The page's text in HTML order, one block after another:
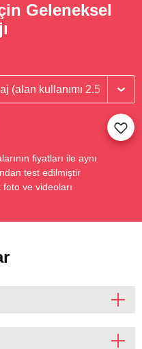
Geleneksel
(alan kullanımı 2.5 saat)
fiyatları ile aynı
test edilmiştir
foto ve videoları